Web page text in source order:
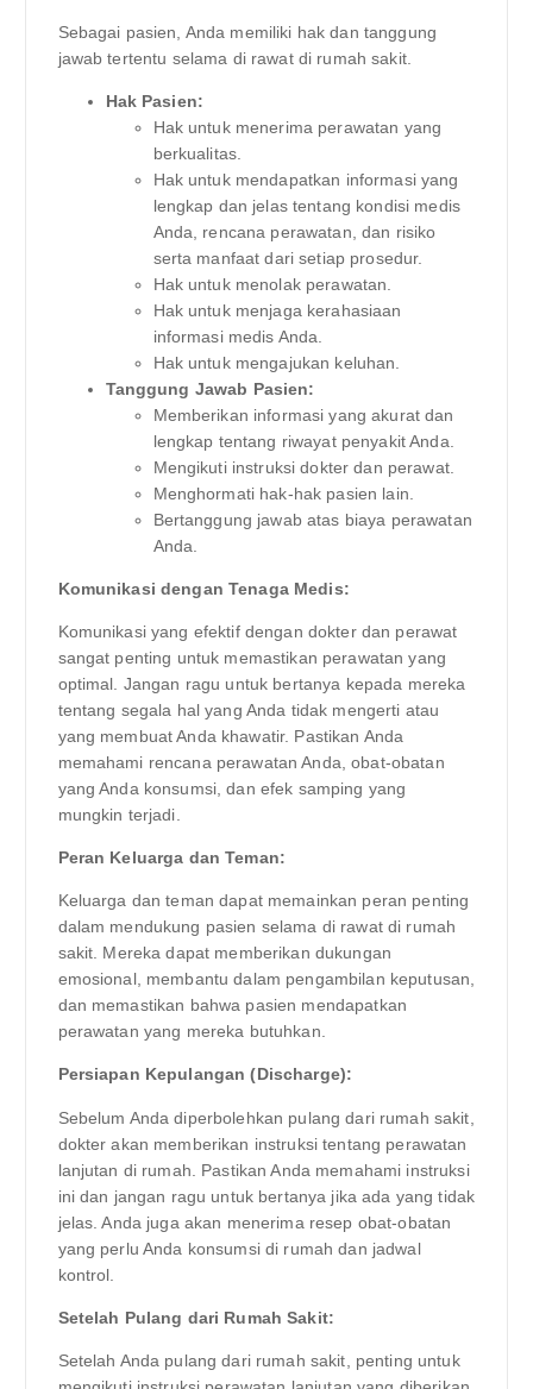
Sebagai pasien, Anda memiliki hak dan tanggung
jawab tertentu selama di rawat di rumah sakit.
Hak Pasien:
Hak untuk menerima perawatan yang
berkualitas.
Hak untuk mendapatkan informasi yang
lengkap dan jelas tentang kondisi medis
Anda, rencana perawatan, dan risiko
serta manfaat dari setiap prosedur.
Hak untuk menolak perawatan.
Hak untuk menjaga kerahasiaan
informasi medis Anda.
Hak untuk mengajukan keluhan.
Tanggung Jawab Pasien:
Memberikan informasi yang akurat dan
lengkap tentang riwayat penyakit Anda.
Mengikuti instruksi dokter dan perawat.
Menghormati hak-hak pasien lain.
Bertanggung jawab atas biaya perawatan
Anda.
Komunikasi dengan Tenaga Medis:
Komunikasi yang efektif dengan dokter dan perawat
sangat penting untuk memastikan perawatan yang
optimal. Jangan ragu untuk bertanya kepada mereka
tentang segala hal yang Anda tidak mengerti atau
yang membuat Anda khawatir. Pastikan Anda
memahami rencana perawatan Anda, obat-obatan
yang Anda konsumsi, dan efek samping yang
mungkin terjadi.
Peran Keluarga dan Teman:
Keluarga dan teman dapat memainkan peran penting
dalam mendukung pasien selama di rawat di rumah
sakit. Mereka dapat memberikan dukungan
emosional, membantu dalam pengambilan keputusan,
dan memastikan bahwa pasien mendapatkan
perawatan yang mereka butuhkan.
Persiapan Kepulangan (Discharge):
Sebelum Anda diperbolehkan pulang dari rumah sakit,
dokter akan memberikan instruksi tentang perawatan
lanjutan di rumah. Pastikan Anda memahami instruksi
ini dan jangan ragu untuk bertanya jika ada yang tidak
jelas. Anda juga akan menerima resep obat-obatan
yang perlu Anda konsumsi di rumah dan jadwal
kontrol.
Setelah Pulang dari Rumah Sakit:
Setelah Anda pulang dari rumah sakit, penting untuk